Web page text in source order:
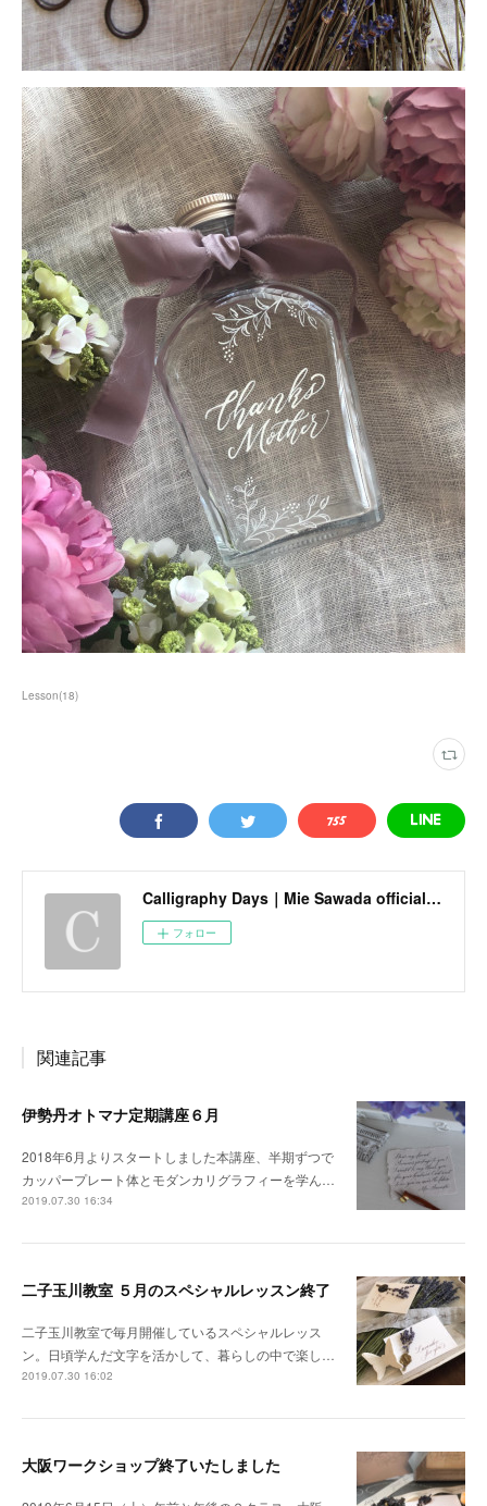
Lesson(18)
Calligraphy Days｜Mie Sawada official site
フォロー
関連記事
伊勢丹オトマナ定期講座６月
2018年6月よりスタートしました本講座、半期ずつで
カッパープレート体とモダンカリグラフィーを学ん…
2019.07.30 16:34
二子玉川教室 ５月のスペシャルレッスン終了
二子玉川教室で毎月開催しているスペシャルレッス
ン。日頃学んだ文字を活かして、暮らしの中で楽し…
2019.07.30 16:02
大阪ワークショップ終了いたしました